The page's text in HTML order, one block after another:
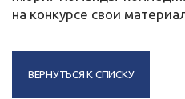
на конкурсе свои
ВЕРНУТЬСЯ К СПИСКУ